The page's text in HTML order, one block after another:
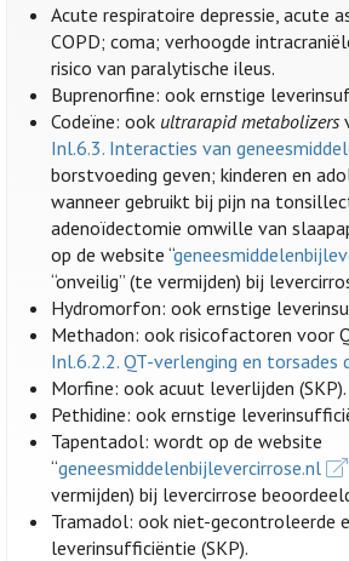
Acute respiratoire depressie, acute
COPD; coma; verhoogde
risico van paralytische ileus.
Buprenorfine: ook ernstige
Codeïne: ook ultrarapid metabolizers
Inl.6.3. Interacties van
borstvoeding geven; kinderen en
wanneer gebruikt bij pijn na
adenoïdectomie omwille van
op de website “
“onveilig” (te vermijden) bij
Hydromorfon: ook ernstige
Methadon: ook risicofactoren voor
Inl.6.2.2. QT-verlenging en torsades
Morfine: ook acuut leverlijden (SKP).
Pethidine: ook ernstige
Tapentadol: wordt op de website
“geneesmiddelenbijlevercirrose.nl
vermijden) bij levercirrose
Tramadol: ook niet-gecontroleerde
leverinsufficiëntie (SKP).